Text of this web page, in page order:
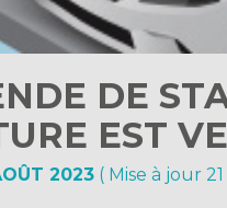
DE
EST
2023 ( Mise à jour